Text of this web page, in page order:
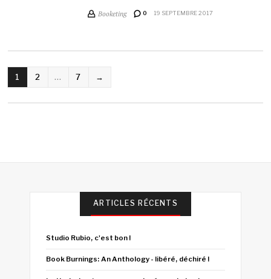
Booketing 0 19 SEPTEMBRE 2017
NAVIGATION
1 2 … 7 →
ARTICLES RÉCENTS
Studio Rubio, c'est bon !
Book Burnings: An Anthology - libéré, déchiré !